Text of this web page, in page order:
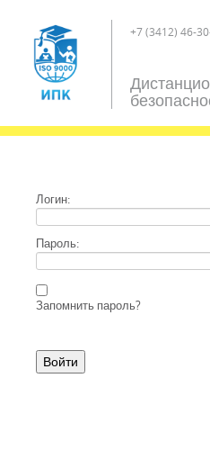
+7 (3412) 46-
Логин:
Пароль:
Запомнить пароль?